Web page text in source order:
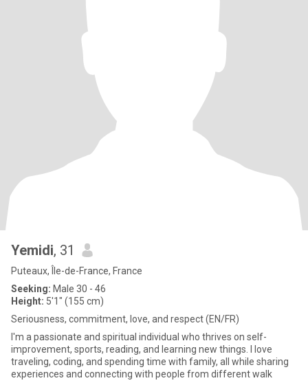
Yemidi, 31
Puteaux, Île-de-France, France
Seeking: Male 30 - 46
Height: 5'1" (155 cm)
Seriousness, commitment, love, and respect (EN/FR)
I'm a passionate and spiritual individual who thrives on self-
improvement, sports, reading, and learning new things. I love
traveling, coding, and spending time with family, all while sharing
experiences and connecting with people from different walk